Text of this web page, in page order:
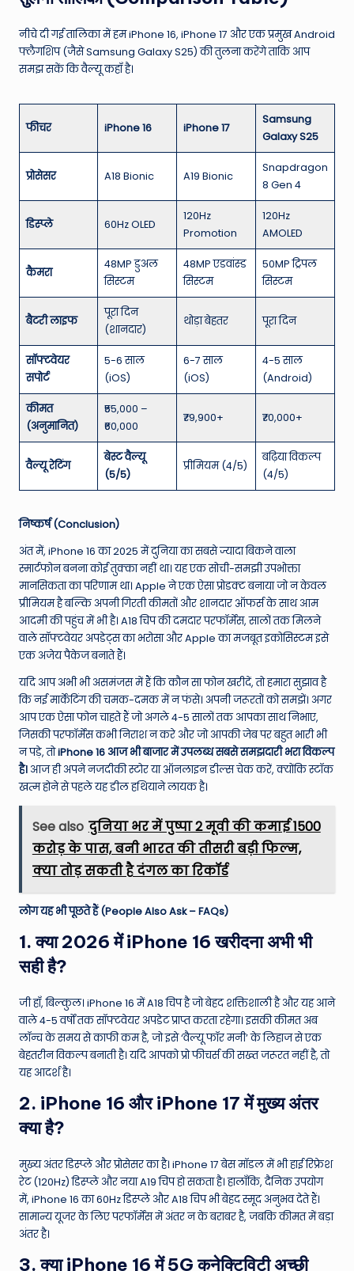
नीचे दी गई तालिका में हम iPhone 16, iPhone 17 और एक प्रमुख Android
फ्लैगशिप (जैसे Samsung Galaxy S25) की तुलना करेंगे ताकि आप
समझ सकें कि वैल्यू कहाँ है।
फीचर iPhone 16 iPhone 17
Samsung
Galaxy S25
प्रोसेसर A18 Bionic A19 Bionic
Snapdragon
8 Gen 4
डिस्प्ले 60Hz OLED
120Hz
Promotion
120Hz
AMOLED
कैमरा
48MP डुअल
सिस्टम
48MP एडवांस्ड
सिस्टम
50MP ट्रिपल
सिस्टम
बैटरी लाइफ
पूरा दिन
(शानदार)
थोड़ा बेहतर पूरा दिन
सॉफ्टवेयर
सपोर्ट
5-6 साल
(iOS)
6-7 साल
(iOS)
4-5 साल
(Android)
कीमत
(अनुमानित)
₹55,000 –
₹60,000
₹79,900+ ₹70,000+
वैल्यू रेटिंग
बेस्ट वैल्यू
(5/5)
प्रीमियम (4/5)
बढ़िया विकल्प
(4/5)
निष्कर्ष (Conclusion)
अंत में, iPhone 16 का 2025 में दुनिया का सबसे ज्यादा बिकने वाला
स्मार्टफोन बनना कोई तुक्का नहीं था। यह एक सोची-समझी उपभोक्ता
मानसिकता का परिणाम था। Apple ने एक ऐसा प्रोडक्ट बनाया जो न केवल
प्रीमियम है बल्कि अपनी गिरती कीमतों और शानदार ऑफर्स के साथ आम
आदमी की पहुंच में भी है। A18 चिप की दमदार परफॉर्मेंस, सालों तक मिलने
वाले सॉफ्टवेयर अपडेट्स का भरोसा और Apple का मजबूत इकोसिस्टम इसे
एक अजेय पैकेज बनाते हैं।
यदि आप अभी भी असमंजस में हैं कि कौन सा फोन खरीदें, तो हमारा सुझाव है
कि नई मार्केटिंग की चमक-दमक में न फंसे। अपनी जरूरतों को समझें। अगर
आप एक ऐसा फोन चाहते हैं जो अगले 4-5 सालों तक आपका साथ निभाए,
जिसकी परफॉर्मेंस कभी निराश न करे और जो आपकी जेब पर बहुत भारी भी
न पड़े, तोiPhone 16 आज भी बाजार में उपलब्ध सबसे समझदारी भरा विकल्प
है। आज ही अपने नजदीकी स्टोर या ऑनलाइन डील्स चेक करें, क्योंकि स्टॉक
खत्म होने से पहले यह डील हथियाने लायक है।
See also दुनिया भर में पुष्पा 2 मूवी की कमाई 1500
करोड़ के पास, बनी भारत की तीसरी बड़ी फिल्म,
क्या तोड़ सकती है दंगल का रिकॉर्ड
लोग यह भी पूछते हैं (People Also Ask – FAQs)
1. क्या 2026 में iPhone 16 खरीदना अभी भी
सही है?
जी हाँ, बिल्कुल। iPhone 16 में A18 चिप है जो बेहद शक्तिशाली है और यह आने
वाले 4-5 वर्षों तक सॉफ्टवेयर अपडेट प्राप्त करता रहेगा। इसकी कीमत अब
लॉन्च के समय से काफी कम है, जो इसे ‘वैल्यू फॉर मनी’ के लिहाज से एक
बेहतरीन विकल्प बनाती है। यदि आपको प्रो फीचर्स की सख्त जरूरत नहीं है, तो
यह आदर्श है।
2. iPhone 16 और iPhone 17 में मुख्य अंतर
क्या है?
मुख्य अंतर डिस्प्ले और प्रोसेसर का है। iPhone 17 बेस मॉडल में भी हाई रिफ्रेश
रेट (120Hz) डिस्प्ले और नया A19 चिप हो सकता है। हालाँकि, दैनिक उपयोग
में, iPhone 16 का 60Hz डिस्प्ले और A18 चिप भी बेहद स्मूद अनुभव देते हैं।
सामान्य यूजर के लिए परफॉर्मेंस में अंतर न के बराबर है, जबकि कीमत में बड़ा
अंतर है।
3. क्या iPhone 16 में 5G कनेक्टिविटी अच्छी